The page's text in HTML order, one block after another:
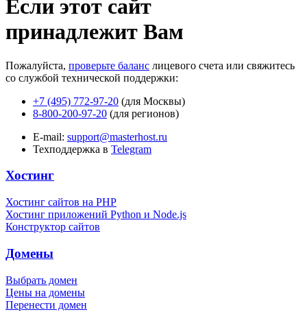
Если этот сайт
принадлежит Вам
Пожалуйста, проверьте баланс лицевого счета или свяжитесь
со службой технической поддержки:
+7 (495) 772-97-20 (для Москвы)
8-800-200-97-20 (для регионов)
E-mail: support@masterhost.ru
Техподдержка в Telegram
Хостинг
Хостинг сайтов на PHP
Хостинг приложений Python и Node.js
Конструктор сайтов
Домены
Выбрать домен
Цены на домены
Перенести домен